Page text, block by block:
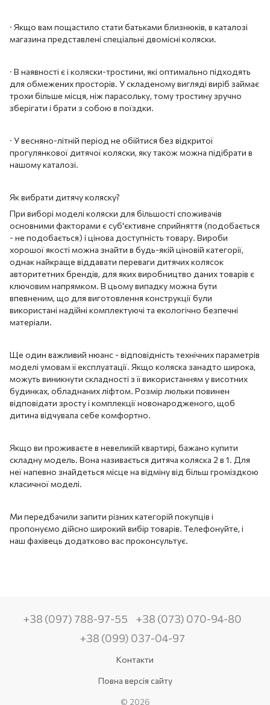
· Якщо вам пощастило стати батьками близнюків, в каталозі
магазина представлені спеціальні двомісні коляски.
· В наявності є і коляски-тростини, які оптимально підходять
для обмежених просторів. У складеному вигляді виріб займає
трохи більше місця, ніж парасольку, тому тростину зручно
зберігати і брати з собою в поїздки.
· У весняно-літній період не обійтися без відкритої
прогулянкової дитячої коляски, яку також можна підібрати в
нашому каталозі.
Як вибрати дитячу коляску?
При виборі моделі коляски для більшості споживачів
основними факторами є суб'єктивне сприйняття (подобається
- не подобається) і цінова доступність товару. Вироби
хорошої якості можна знайти в будь-якій ціновій категорії,
однак найкраще віддавати переваги дитячих колясок
авторитетних брендів, для яких виробництво даних товарів є
ключовим напрямком. В цьому випадку можна бути
впевненим, що для виготовлення конструкції були
використані надійні комплектуючі та екологічно безпечні
матеріали.
Ще один важливий нюанс - відповідність технічних параметрів
моделі умовам її експлуатації. Якщо коляска занадто широка,
можуть виникнути складності з її використанням у висотних
будинках, обладнаних ліфтом. Розмір люльки повинен
відповідати зросту і комплекції новонародженого, щоб
дитина відчувала себе комфортно.
Якщо ви проживаєте в невеликій квартирі, бажано купити
складну модель. Вона називається дитяча коляска 2 в 1. Для
неї напевно знайдеться місце на відміну від більш громіздкою
класичної моделі.
Ми передбачили запити різних категорій покупців і
пропонуємо дійсно широкий вибір товарів. Телефонуйте, і
наш фахівець додатково вас проконсультує.
+38 (097) 788-97-55
+38 (073) 070-94-80
+38 (099) 037-04-97
Контакти
Повна версія сайту
© 2026